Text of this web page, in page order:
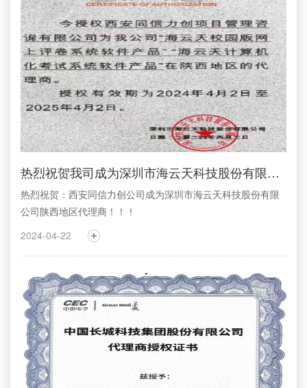
热烈祝贺我司成为深圳市海云天科技股份有限公司陕西地区代理商
热烈祝贺：西安同信力创公司成为深圳市海云天科技股份有限
公司陕西地区代理商！！！
2024-04-22